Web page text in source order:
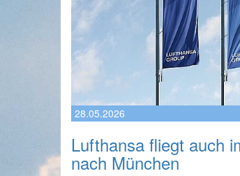
28.05.2026
Lufthansa fliegt auch
nach München